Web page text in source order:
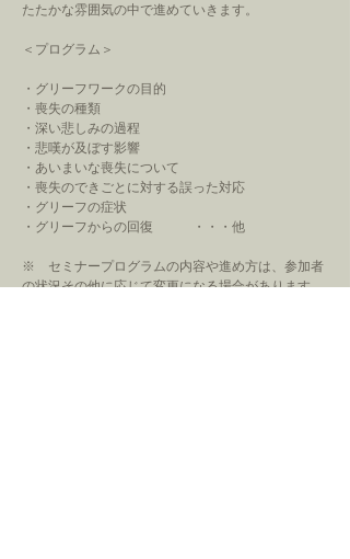
たたかな雰囲気の中で進めていきます。
＜プログラム＞
・グリーフワークの目的
・喪失の種類
・深い悲しみの過程
・悲嘆が及ぼす影響
・あいまいな喪失について
・喪失のできごとに対する誤った対応
・グリーフの症状
​・グリーフからの回復 ・・・他
※ セミナープログラムの内容や進め方は、参加者
の状況その他に応じて変更になる場合があります。